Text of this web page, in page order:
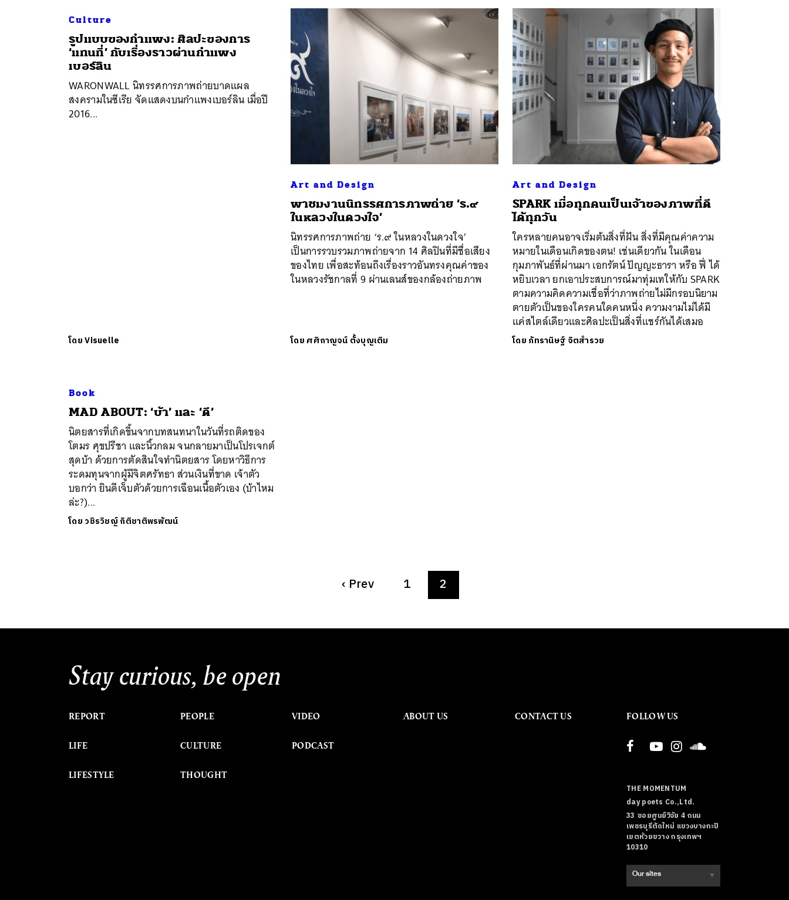
Culture
รูปแบบของกำแพง: ศิลปะของการ
‘แทนที่’ กับเรื่องราวผ่านกำแพง
เบอร์ลิน
WARONWALL นิทรรศการภาพถ่ายบาดแผล
สงครามในซีเรีย จัดแสดงบนกำแพงเบอร์ลิน เมื่อปี
2016...
โดยVisuelle
Art and Design
พาชมงานนิทรรศการภาพถ่าย ‘ร.๙
ในหลวงในดวงใจ’
นิทรรศการภาพถ่าย ‘ร.๙ ในหลวงในดวงใจ’
เป็นการรวบรวมภาพถ่ายจาก 14 ศิลปินที่มีชื่อเสียง
ของไทย เพื่อสะท้อนถึงเรื่องราวอันทรงคุณค่าของ
ในหลวงรัชกาลที่ 9 ผ่านเลนส์ของกล้องถ่ายภาพ
โดย ศศิกาญจน์ ตั้งบุญเติม
Art and Design
​SPARK เมื่อทุกคนเป็นเจ้าของภาพที่ดี
ได้ทุกวัน
ใครหลายคนอาจเริ่มต้นสิ่งที่ฝัน สิ่งที่มีคุณค่าความ
หมายในเดือนเกิดของตน! เช่นเดียวกัน ในเดือน
กุมภาพันธ์ที่ผ่านมา เอกรัตน์ ปัญญะธารา หรือ ฟี่ ได้
หยิบเวลา ยกเอาประสบการณ์มาทุ่มเทให้กับ SPARK
ตามความคิดความเชื่อที่ว่าภาพถ่ายไม่มีกรอบนิยาม
ตายตัวเป็นของใครคนใดคนหนึ่ง ความงามไม่ได้มี
แค่สไตล์เดียวและศิลปะเป็นสิ่งที่แชร์กันได้เสมอ
โดย ภัทรานิษฐ์ จิตสำรวย
Book
MAD ABOUT: ‘บ้า’ และ ‘ดี’
นิตยสารที่เกิดขึ้นจากบทสนทนาในวันที่รถติดของ
โตมร ศุขปรีชา และนิ้วกลม จนกลายมาเป็นโปรเจกต์
สุดบ้า ด้วยการตัดสินใจทำนิตยสาร โดยหาวิธีการ
ระดมทุนจากผู้มีจิตศรัทธา ส่วนเงินที่ขาด เจ้าตัว
บอกว่า ยินดีเจ็บตัวด้วยการเฉือนเนื้อตัวเอง (บ้าไหม
ล่ะ?)...
โดยวชิรวิชญ์ กิติชาติพรพัฒน์
‹ Prev 1 2
Stay curious, be open
REPORT
LIFE
LIFESTYLE
PEOPLE
CULTURE
THOUGHT
VIDEO
PODCAST
ABOUT US CONTACT US FOLLOW US
THE MOMENTUM
day poets Co.,Ltd.
33 ซอยศูนย์วิจัย 4 ถนน
เพชรบุรีตัดใหม่ แขวงบางกะปิ
เขตห้วยขวาง กรุงเทพฯ
10310
SHARE TWEET LINE EMAIL